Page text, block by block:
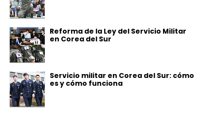
Reforma de la Ley del Servicio Militar
en Corea del Sur
Servicio militar en Corea del Sur: cómo
es y cómo funciona